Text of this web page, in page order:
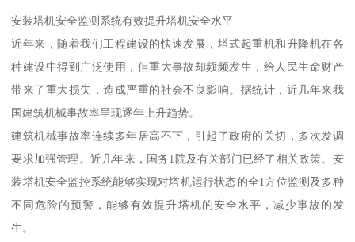
安装塔机安全监测系统有效提升塔机安全水平
近年来，随着我们工程建设的快速发展，塔式起重机和升降机在各
种建设中得到广泛使用，但重大事故却频频发生，给人民生命财产
带来了重大损失，造成严重的社会不良影响。据统计，近几年来我
国建筑机械事故率呈现逐年上升趋势。
建筑机械事故率连续多年居高不下，引起了政府的关切，多次发调
要求加强管理。近几年来，国务1院及有关部门已经了相关政策。安
装塔机安全监控系统能够实现对塔机运行状态的全1方位监测及多种
不同危险的预警，能够有效提升塔机的安全水平，减少事故的发
生。